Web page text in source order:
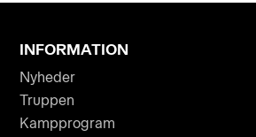
INFORMATION
Nyheder
Truppen
Kampprogram